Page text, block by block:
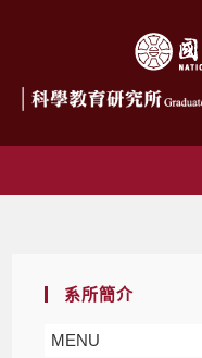
系所簡介
MENU